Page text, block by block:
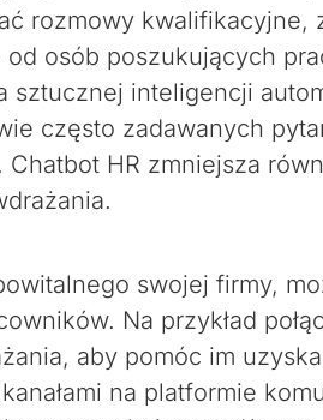
rozmowy
osób poszukujących
sztucznej inteligencji
często zadawanych
. Chatbot HR zmniejsza
swojej firmy,
Na przykład
aby pomóc im
na platformie